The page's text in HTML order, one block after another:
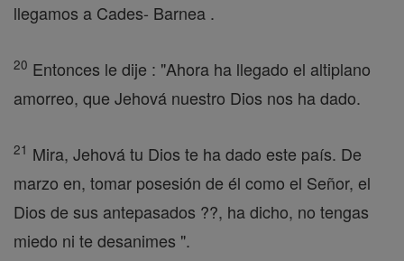
llegamos a Cades- Barnea .
20 Entonces le dije : "Ahora ha llegado el altiplano
amorreo, que Jehová nuestro Dios nos ha dado.
21 Mira, Jehová tu Dios te ha dado este país. De
marzo en, tomar posesión de él como el Señor, el
Dios de sus antepasados ??, ha dicho, no tengas
miedo ni te desanimes ".